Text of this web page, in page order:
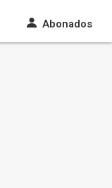
Abonados